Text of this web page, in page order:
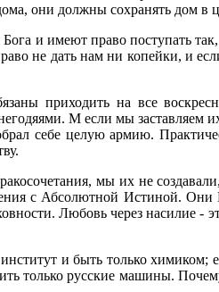
они должны сохранять дом в
и имеют право поступать
не дать нам ни копейки, и
приходить на все
М если мы заставляем
себе целую армию.
мы их не
с Абсолютной Истиной.
Любовь через насилие
и быть только химиком;
только русские машины.